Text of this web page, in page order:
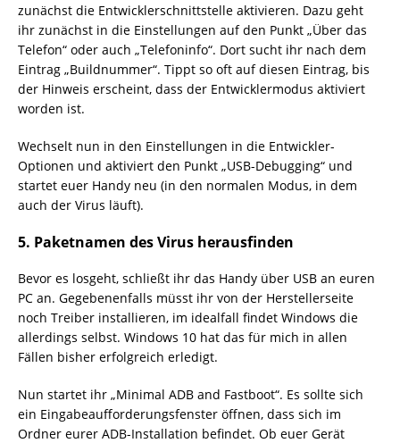
zunächst die Entwicklerschnittstelle aktivieren. Dazu geht
ihr zunächst in die Einstellungen auf den Punkt „Über das
Telefon“ oder auch „Telefoninfo“. Dort sucht ihr nach dem
Eintrag „Buildnummer“. Tippt so oft auf diesen Eintrag, bis
der Hinweis erscheint, dass der Entwicklermodus aktiviert
worden ist.
Wechselt nun in den Einstellungen in die Entwickler-
Optionen und aktiviert den Punkt „USB-Debugging“ und
startet euer Handy neu (in den normalen Modus, in dem
auch der Virus läuft).
5. Paketnamen des Virus herausfinden
Bevor es losgeht, schließt ihr das Handy über USB an euren
PC an. Gegebenenfalls müsst ihr von der Herstellerseite
noch Treiber installieren, im idealfall findet Windows die
allerdings selbst. Windows 10 hat das für mich in allen
Fällen bisher erfolgreich erledigt.
Nun startet ihr „Minimal ADB and Fastboot“. Es sollte sich
ein Eingabeaufforderungsfenster öffnen, dass sich im
Ordner eurer ADB-Installation befindet. Ob euer Gerät